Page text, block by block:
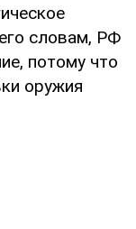
словам, РФ
потому что
оружия